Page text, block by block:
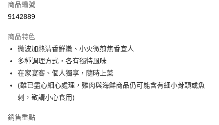
信用卡分期付款
合作金庫商業銀行
華南商業銀行
彰化商業銀行
上海商業儲蓄銀行
國泰世華商業銀行
臺灣中小企業銀行
台中商業銀行
匯豐（台灣）商業銀行
聯邦商業銀行
元大商業銀行
LINE Pay
Apple Pay
街口支付
Google Pay
全盈+PAY
商品編號
9142889
商品特色
微波加熱清香鮮嫩、小火微煎焦香宜人
多種調理方式，各有獨特風味
在家宴客、個人獨享，隨時上菜
(雖已盡心細心處理，雞肉與海鮮商品仍可能含有細小骨頭或魚
刺，敬請小心食用)
銷售重點